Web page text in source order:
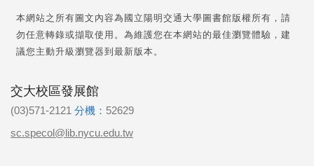
本網站之所有圖文內容為國立陽明交通大學圖書館版權所有，請
勿任意轉錄或擷取使用。為維護您在本網站的最佳瀏覽體驗，建
議您主動升級瀏覽器到最新版本。
交大校區發展館
(03)571-2121 分機： 52629
sc.specol@lib.nycu.edu.tw